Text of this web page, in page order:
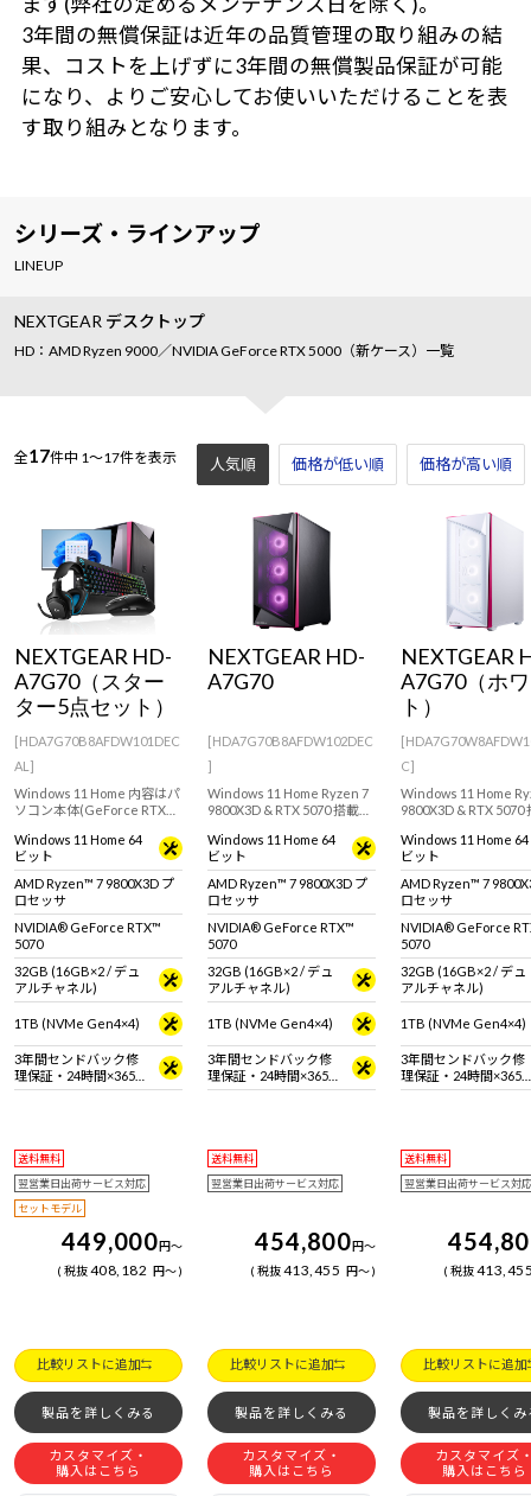
3年間の無償保証は近年の品質管理の取り組みの結
果、コストを上げずに3年間の無償製品保証が可能
になり、よりご安心してお使いいただけることを表
す取り組みとなります。
シリーズ・ラインアップ
LINEUP
NEXTGEAR デスクトップ
HD：AMD Ryzen 9000／NVIDIA GeForce RTX 5000（新ケース）一覧
全17件中 1～17件を表示 人気順 価格が低い順 価格が高い順
NEXTGEAR HD-
A7G70（スター
ター5点セット）
[HDA7G70B8AFDW101DEC
AL]
Windows 11 Home 内容はパ
ソコン本体(GeForce RTX
ード、ヘッドセット、液晶
ディスプレイです。※Wi-Fi
モジュールは非搭載です。
Windows 11 Home 64
ビット
AMD Ryzen™ 7 9800X3D プ
ロセッサ
NVIDIA® GeForce RTX™
5070
32GB (16GB×2 / デュ
アルチャネル)
1TB (NVMe Gen4×4)
3年間センドバック修
理保証・24時間×365
日電話サポート
送料無料
翌営業日出荷サービス対応
セットモデル
449,000円～
税抜408,182 円～
比較リストに追加
製品を詳しくみる
カスタマイズ・
購入はこちら
NEXTGEAR HD-
A7G70
[HDA7G70B8AFDW102DEC
]
Windows 11 Home Ryzen 7
9800X3D & RTX 5070 搭載の
スクトップPC。
『Minecraft: Java &
Bedrock Edition for PC』付
属。※モニタ・マウス・キ
ーボードは別売りです。
Windows 11 Home 64
ビット
AMD Ryzen™ 7 9800X3D プ
ロセッサ
NVIDIA® GeForce RTX™
5070
32GB (16GB×2 / デュ
アルチャネル)
1TB (NVMe Gen4×4)
3年間センドバック修
理保証・24時間×365
日電話サポート
送料無料
翌営業日出荷サービス対応
454,800円～
税抜413,455 円～
比較リストに追加
製品を詳しくみる
カスタマイズ・
購入はこちら
NEXTGEAR
A7G70（ホ
ト）
C]
Windows 11 Home
9800X3D & RTX 5070
スクトップPC。
『Minecraft: Java &
Bedrock Edition for
属。※モニタ・マウ
ーボードは別売りで
Windows 11 Home 64
ビット
AMD Ryzen™ 7
ロセッサ
NVIDIA® GeForce
5070
32GB (16GB×2 / デュ
アルチャネル)
1TB (NVMe Gen4×4)
3年間センドバック修
理保証・24時間×365
日電話サポート
送料無料
翌営業日出荷サービス対応
税抜
比較リストに追加
製品を詳しくみ
カスタマイズ
購入はこちら